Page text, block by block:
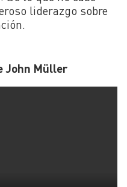
liderazgo sobre
John Müller